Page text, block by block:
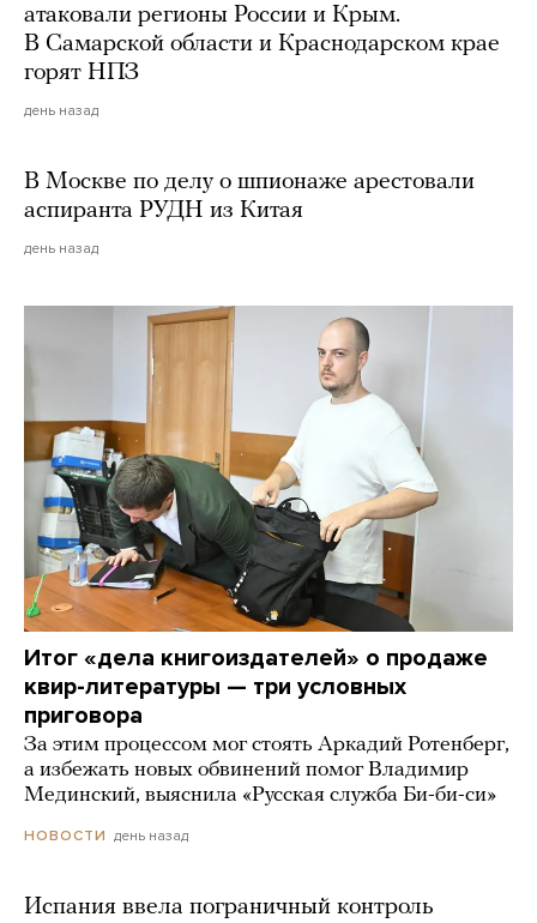
атаковали регионы России и Крым.
В Самарской области и Краснодарском крае
горят НПЗ
день назад
В Москве по делу о шпионаже арестовали
аспиранта РУДН из Китая
день назад
Итог «дела книгоиздателей» о продаже
квир-литературы — три условных
приговора
За этим процессом мог стоять Аркадий Ротенберг,
а избежать новых обвинений помог Владимир
Мединский, выяснила «Русская служба Би-би-си»
НОВОСТИ день назад
Испания ввела пограничный контроль